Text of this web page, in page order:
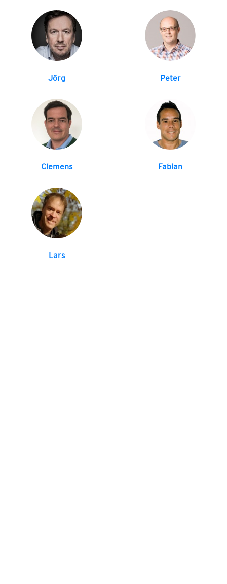
Jörg Peter
Clemens Fabian
Lars